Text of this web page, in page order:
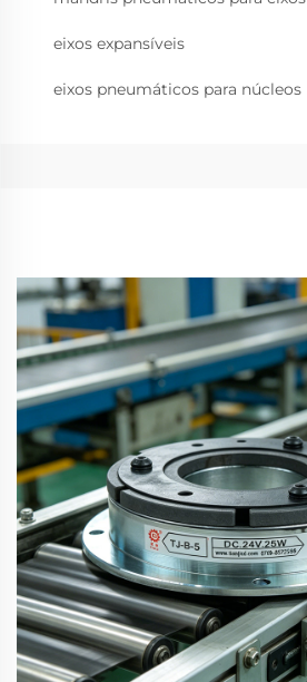
eixos expansíveis
eixos pneumáticos para núcleos